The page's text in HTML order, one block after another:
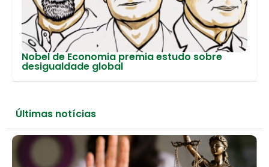
Nobel de Economia premia estudo sobre
desigualdade global
Últimas notícias